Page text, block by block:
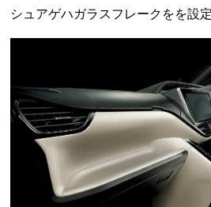
シュアゲハガラスフレークをを設定